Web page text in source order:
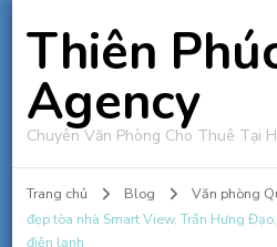
Thiên
Agency
Chuyên Văn Phòng Cho Thuê Tại
Trang chủ Blog Văn phòng
đẹp tòa nhà Smart View, Trần Hưng
điện lạnh